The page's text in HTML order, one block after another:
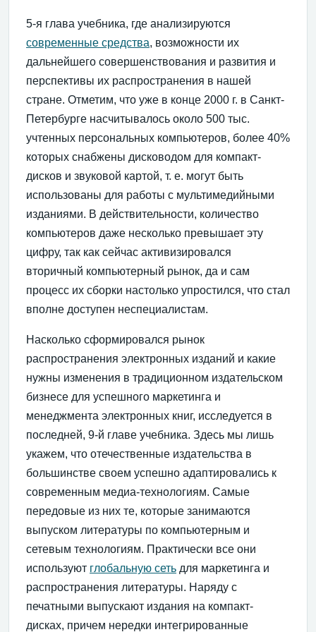
5-я глава учебника, где анализируются
современные средства, возможности их
дальнейшего совершенствования и развития и
перспективы их распространения в нашей
стране. Отметим, что уже в конце 2000 г. в Санкт-
Петербурге насчитывалось около 500 тыс.
учтенных персональных компьютеров, более 40%
которых снабжены дисководом для компакт-
дисков и звуковой картой, т. е. могут быть
использованы для работы с мультимедийными
изданиями. В действительности, количество
компьютеров даже несколько превышает эту
цифру, так как сейчас активизировался
вторичный компьютерный рынок, да и сам
процесс их сборки настолько упростился, что стал
вполне доступен неспециалистам.
Насколько сформировался рынок
распространения электронных изданий и какие
нужны изменения в традиционном издательском
бизнесе для успешного маркетинга и
менеджмента электронных книг, исследуется в
последней, 9-й главе учебника. Здесь мы лишь
укажем, что отечественные издательства в
большинстве своем успешно адаптировались к
современным медиа-технологиям. Самые
передовые из них те, которые занимаются
выпуском литературы по компьютерным и
сетевым технологиям. Практически все они
используют глобальную сеть для маркетинга и
распространения литературы. Наряду с
печатными выпускают издания на компакт-
дисках, причем нередки интегрированные